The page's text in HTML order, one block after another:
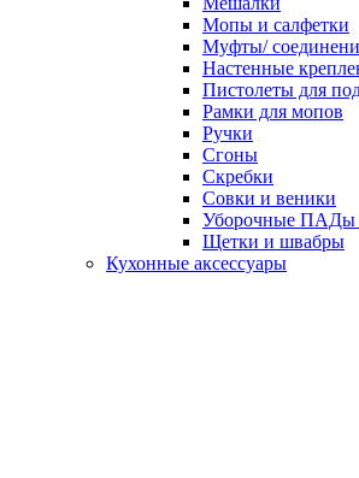
Мопы и салфетки
Муфты/
Настенные
Пистолеты для
Рамки для мопов
Ручки
Сгоны
Скребки
Совки и веники
Уборочные ПАДы
Щетки и швабры
Кухонные аксессуары